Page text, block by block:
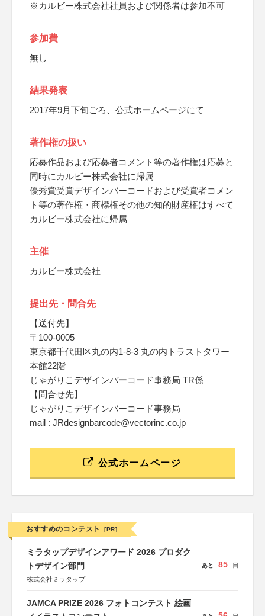
※カルビー株式会社社員および関係者は参加不可
参加費
無し
結果発表
2017年9月下旬ごろ、公式ホームページにて
著作権の扱い
応募作品および応募者コメント等の著作権は応募と
同時にカルビー株式会社に帰属
優秀賞受賞デザインバーコードおよび受賞者コメン
ト等の著作権・商標権その他の知的財産権はすべて
カルビー株式会社に帰属
主催
カルビー株式会社
提出先・問合先
【送付先】
〒100-0005
東京都千代田区丸の内1-8-3 丸の内トラストタワー
本館22階
じゃがりこデザインバーコード事務局 TR係
【問合せ先】
じゃがりこデザインバーコード事務局
mail : JRdesignbarcode@vectorinc.co.jp
公式ホームページ
おすすめのコンテスト [PR]
ミラタップデザインアワード 2026 プロダク
トデザイン部門
株式会社ミラタップ
あと 85 日
JAMCA PRIZE 2026 フォトコンテスト 絵画